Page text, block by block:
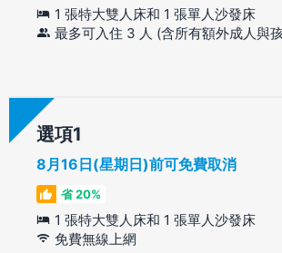
1 張特大雙人床和 1 張單人沙發床
最多可入住 3 人 (含所有額外成人與
選項
8月16日(星期日)前可免費取消
省 20%
1 張特大雙人床和 1 張單人沙發床
免費無線上網